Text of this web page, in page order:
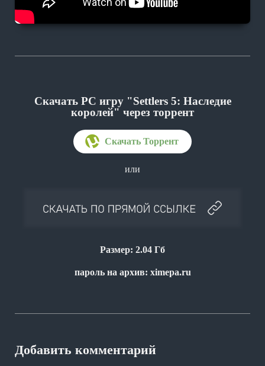
Скачать PC игру "Settlers 5: Наследие
королей" через торрент
или
Размер: 2.04 Гб
пароль на архив: ximepa.ru
Добавить комментарий